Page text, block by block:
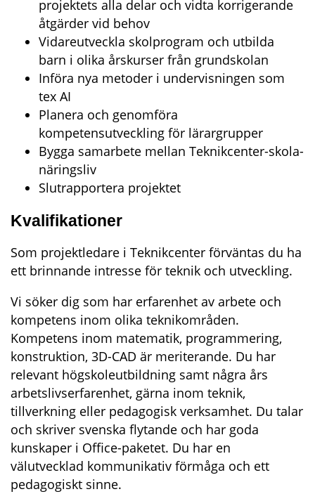
projektets alla delar och vidta korrigerande
åtgärder vid behov
Vidareutveckla skolprogram och utbilda
barn i olika årskurser från grundskolan
Införa nya metoder i undervisningen som
tex AI
Planera och genomföra
kompetensutveckling för lärargrupper
Bygga samarbete mellan Teknikcenter-skola-
näringsliv
Slutrapportera projektet
Kvalifikationer
Som projektledare i Teknikcenter förväntas du ha
ett brinnande intresse för teknik och utveckling.
Vi söker dig som har erfarenhet av arbete och
kompetens inom olika teknikområden.
Kompetens inom matematik, programmering,
konstruktion, 3D-CAD är meriterande. Du har
relevant högskoleutbildning samt några års
arbetslivserfarenhet, gärna inom teknik,
tillverkning eller pedagogisk verksamhet. Du talar
och skriver svenska flytande och har goda
kunskaper i Office-paketet. Du har en
välutvecklad kommunikativ förmåga och ett
pedagogiskt sinne.